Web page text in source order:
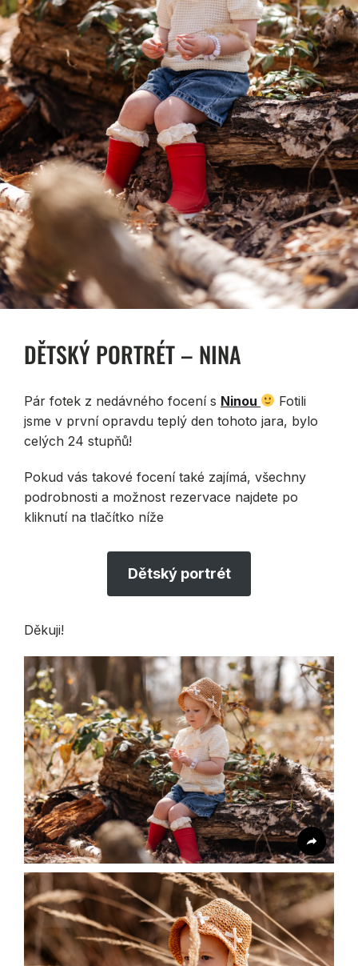
DĚTSKÝ PORTRÉT – NINA
Pár fotek z nedávného focení s Ninou
Fotili
jsme v první opravdu teplý den tohoto jara, bylo
celých 24 stupňů!
Pokud vás takové focení také zajímá, všechny
podrobnosti a možnost rezervace najdete po
kliknutí na tlačítko níže
Dětský portrét
Děkuji!